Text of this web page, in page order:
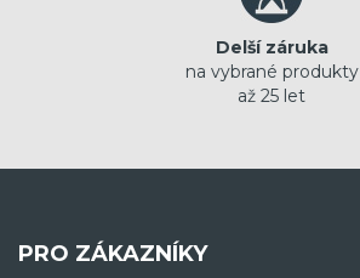
Delší záruka
na vybrané produkty
až 25 let
PRO ZÁKAZNÍKY